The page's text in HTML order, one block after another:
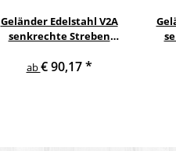
Geländer Edelstahl V2A
senkrechte Streben
ab€ 90,17*